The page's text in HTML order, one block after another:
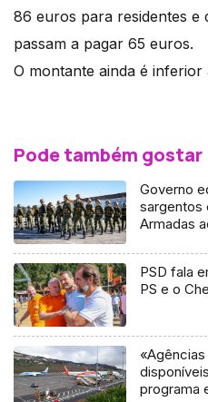
86 euros para residentes e
passam a pagar 65 euros.
O montante ainda é
Pode também gostar
Governo
sargentos
Armadas
PSD fala
PS e o
programa